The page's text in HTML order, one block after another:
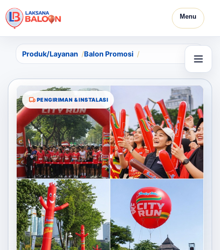
Menu
Produk/Layanan Balon Promosi
PENGIRIMAN & INSTALASI